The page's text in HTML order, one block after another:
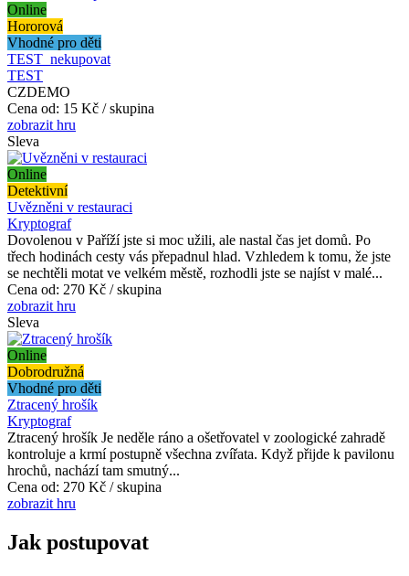
Online
Hororová
Vhodné pro děti
TEST_nekupovat
TEST
CZDEMO
Cena od: 15 Kč / skupina
zobrazit hru
Sleva
Online
Detektivní
Uvězněni v restauraci
Kryptograf
Dovolenou v Paříží jste si moc užili, ale nastal čas jet domů. Po
třech hodinách cesty vás přepadnul hlad. Vzhledem k tomu, že jste
se nechtěli motat ve velkém městě, rozhodli jste se najíst v malé...
Cena od: 270 Kč / skupina
zobrazit hru
Sleva
Online
Dobrodružná
Vhodné pro děti
Ztracený hrošík
Kryptograf
Ztracený hrošík Je neděle ráno a ošetřovatel v zoologické zahradě
kontroluje a krmí postupně všechna zvířata. Když přijde k pavilonu
hrochů, nachází tam smutný...
Cena od: 270 Kč / skupina
zobrazit hru
Jak postupovat